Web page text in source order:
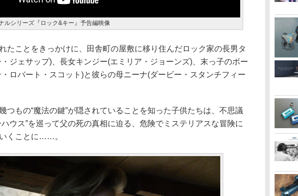
ルシリーズ『ロック&キー』予告編映像
たことをきっかけに、田舎町の屋敷に移り住んだロック家の長男タ
ジェサップ)、長女キンジー(エミリア・ジョーンズ)、末っ子のボー
・ロバート・スコット)と彼らの母ニーナ(ダービー・スタンチフィー
つもの“魔法の鍵”が隠されていることを知った子供たちは、不思議
ハウス”を巡って父の死の真相に迫る、危険でミステリアスな冒険に
くことに……。